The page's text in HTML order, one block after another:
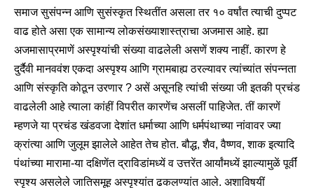
समाज सुसंपन्न आणि सुसंस्कृत स्थितींत असला तर १० वर्षांत त्याची दुप्पट
वाढ होते असा एक सामान्य लोकसंख्याशास्त्राचा अजमास आहे. ह्या
अजमासाप्रमाणें अस्पृश्यांची संख्या वाढलेली असणें शक्य नाहीं. कारण हे
दुर्दैवी मानववंश एकदा अस्पृश्य आणि ग्रामबाह्य ठरल्यावर त्यांच्यांत संपन्नता
आणि संस्कृति कोठून उरणार ? असें असूनहि त्यांची संख्या जी इतकी प्रचंड
वाढलेली आहे त्याला कांहीं विपरीत कारणेंच असलीं पाहिजेत. तीं कारणें
म्हणजे या प्रचंड खंडवजा देशांत धर्माच्या आणि धर्मपंथाच्या नांवावर ज्या
क्रांत्या आणि जुलूम झालेले आहेत तेच होत. बौद्ध, शैव, वैष्णव, शाक इत्यादि
पंथांच्या मारामा-या दक्षिणेंत द्राविडांमध्यें व उत्तरेंत आर्यांमध्यें झाल्यामुळें पूर्वीं
स्पृश्य असलेले जातिसमूह अस्पृश्यांत ढकलण्यांत आले. अशाविषयीं